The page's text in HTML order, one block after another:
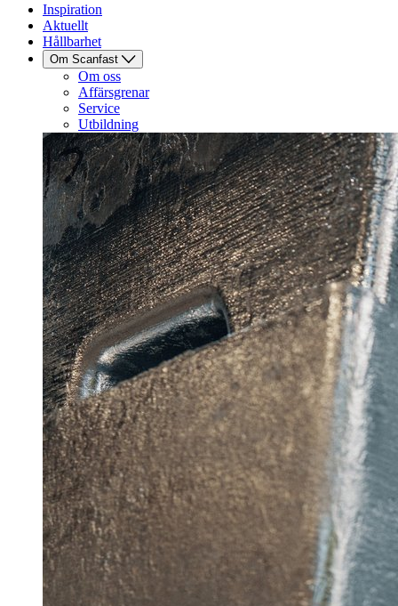
Inspiration
Aktuellt
Hållbarhet
Om Scanfast
Om oss
Affärsgrenar
Service
Utbildning